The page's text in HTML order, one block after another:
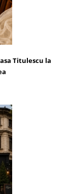
Titulescu la